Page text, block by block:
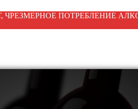
ЧРЕЗМЕРНОЕ ПОТРЕБЛЕНИЕ